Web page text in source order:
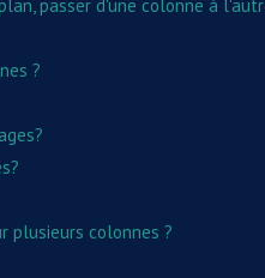
passer d'une colonne à
?
plusieurs colonnes ?